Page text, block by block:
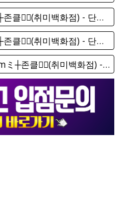
┼ミ존클서울방.comミ┼존클❤️‍🔥(취미백화점) - 단톡방
┼ミ존클부산방.comミ┼존클❤️‍🔥(취미백화점) - 단톡방
┼ミ존클올레이디방.comミ┼존클❤️‍🔥(취미백화점) - 단톡방